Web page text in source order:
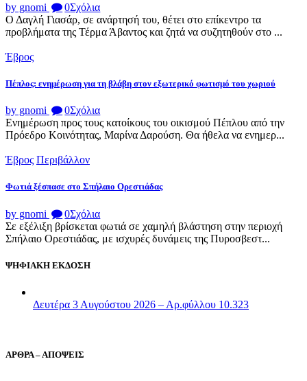
by gnomi 0Σχόλια
Ο Δαγλή Γιασάρ, σε ανάρτησή του, θέτει στο επίκεντρο τα
προβλήματα της Τέρμα Άβαντος και ζητά να συζητηθούν στο ...
Έβρος
Πέπλος: ενημέρωση για τη βλάβη στον εξωτερικό φωτισμό του χωριού
by gnomi 0Σχόλια
Ενημέρωση προς τους κατοίκους του οικισμού Πέπλου από την
Πρόεδρο Κοινότητας, Μαρίνα Δαρούση. Θα ήθελα να ενημερ...
Έβρος Περιβάλλον
Φωτιά ξέσπασε στο Σπήλαιο Ορεστιάδας
by gnomi 0Σχόλια
Σε εξέλιξη βρίσκεται φωτιά σε χαμηλή βλάστηση στην περιοχή
Σπήλαιο Ορεστιάδας, με ισχυρές δυνάμεις της Πυροσβεστ...
ΨΗΦΙΑΚΗ ΕΚΔΟΣΗ
Δευτέρα 3 Αυγούστου 2026 – Αρ.φύλλου 10.323
ΑΡΘΡΑ – ΑΠΟΨΕΙΣ